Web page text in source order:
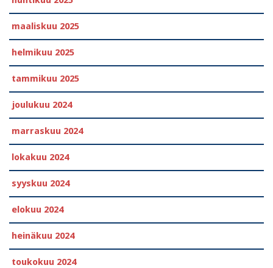
maaliskuu 2025
helmikuu 2025
tammikuu 2025
joulukuu 2024
marraskuu 2024
lokakuu 2024
syyskuu 2024
elokuu 2024
heinäkuu 2024
toukokuu 2024